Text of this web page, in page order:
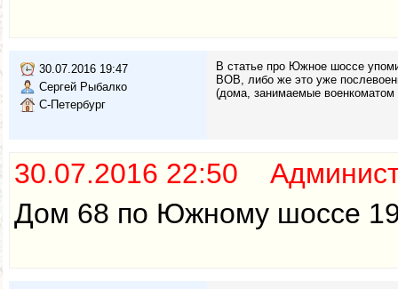
30.07.2016 19:47
Сергей Рыбалко
С-Петербург
В статье про Южное шоссе
ВОВ, либо же это уже
(дома, занимаемые военкоматом
30.07.2016 22:50
Дом 68 по Южному шоссе